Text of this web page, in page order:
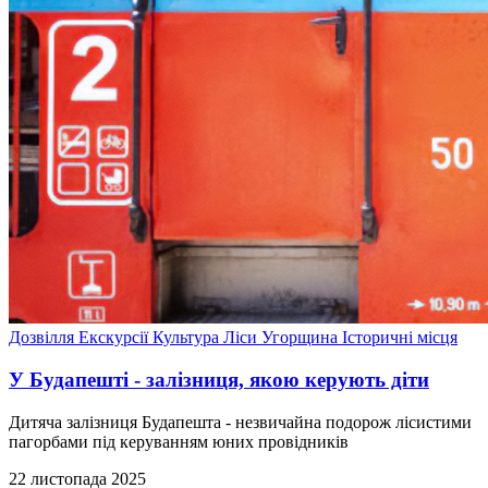
Дозвілля ЕкскурсіїКультура Ліси Угорщина Історичні місця
У Будапешті - залізниця, якою керують діти
Дитяча залізниця Будапешта - незвичайна подорож лісистими
пагорбами під керуванням юних провідників
22 листопада 2025